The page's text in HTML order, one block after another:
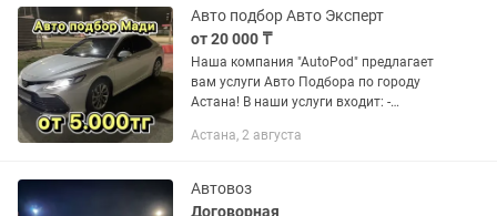
полный спектр...
Авто подбор Авто Эксперт
от 20 000 ₸
Наша компания "AutoPod" предлагает
вам услуги Авто Подбора по городу
Астана! В наши услуги входит: -
крашенных элементов - диагностика
Астана, 2 августа
Автовоз
Договорная